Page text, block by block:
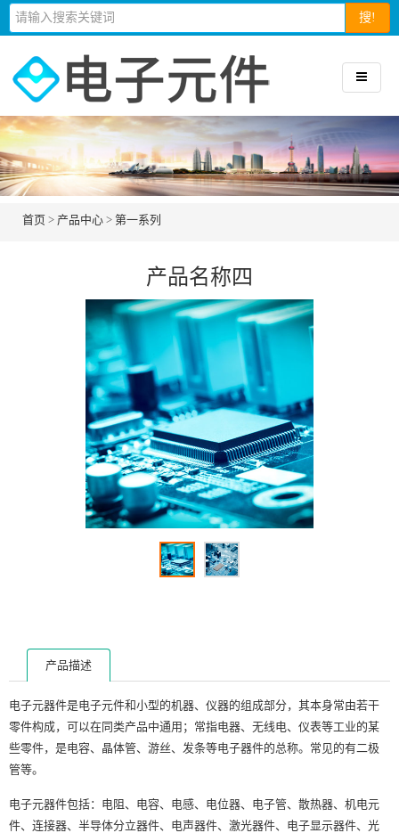
搜!
首页 > 产品中心 > 第一系列
产品名称四
产品描述
电子元器件是电子元件和小型的机器、仪器的组成部分，其本身常由若干
零件构成，可以在同类产品中通用；常指电器、无线电、仪表等工业的某
些零件，是电容、晶体管、游丝、发条等电子器件的总称。常见的有二极
管等。
电子元器件包括：电阻、电容、电感、电位器、电子管、散热器、机电元
件、连接器、半导体分立器件、电声器件、激光器件、电子显示器件、光